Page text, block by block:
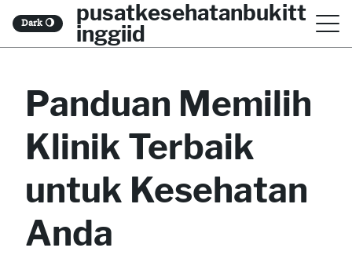
Dark 🌖 pusatkesehatanbukitt
inggiid
Panduan Memilih
Klinik Terbaik
untuk Kesehatan
Anda